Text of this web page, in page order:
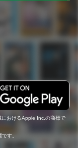
おけるApple Inc.の商標で
す。